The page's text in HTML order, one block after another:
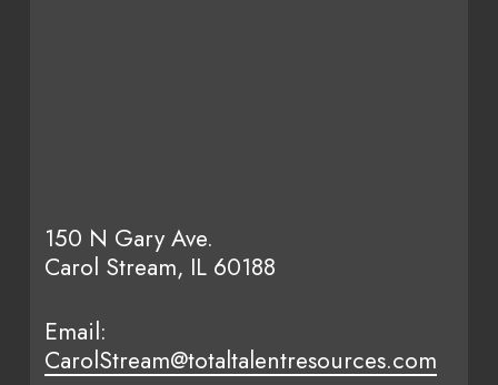
150 N Gary Ave.
Carol Stream, IL 60188
Email:
CarolStream@totaltalentresources.com